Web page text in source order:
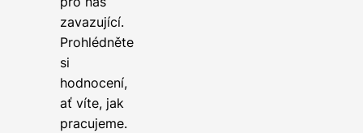
zavazující.
Prohlédněte
si
hodnocení,
ať víte, jak
pracujeme.